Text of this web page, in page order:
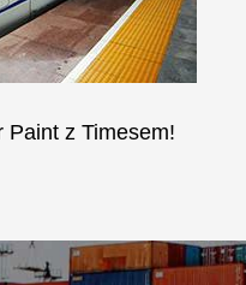
Paint z Timesem!